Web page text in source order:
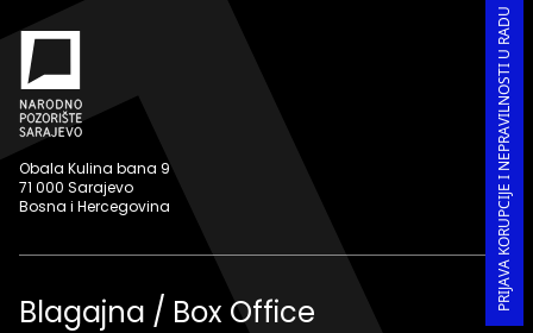
PRIJAVA KORUPCIJE I NEPRAVILNOSTI U RADU
Obala Kulina bana 9
71 000 Sarajevo
Bosna i Hercegovina
Blagajna / Box Office